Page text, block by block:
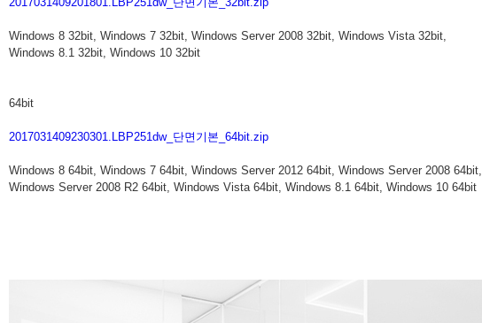
Windows 8 32bit, Windows 7 32bit, Windows Server 2008 32bit, Windows Vista 32bit,
Windows 8.1 32bit, Windows 10 32bit
64bit
2017031409230301.LBP251dw_단면기본_64bit.zip
Windows 8 64bit, Windows 7 64bit, Windows Server 2012 64bit, Windows Server 2008 64bit,
Windows Server 2008 R2 64bit, Windows Vista 64bit, Windows 8.1 64bit, Windows 10 64bit